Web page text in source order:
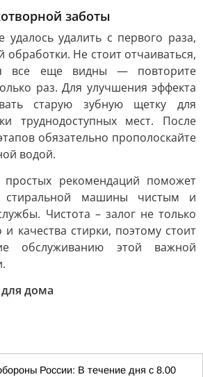
заботы
удалось удалить с первого раза,
обработки. Не стоит отчаиваться,
все еще видны — повторите
раз. Для улучшения эффекта
старую зубную щетку для
труднодоступных мест. После
обязательно прополоскайте
водой.
простых рекомендаций поможет
стиральной машины чистым и
Чистота – залог не только
и качества стирки, поэтому стоит
обслуживанию этой важной
дома
России: В течение дня с 8.00